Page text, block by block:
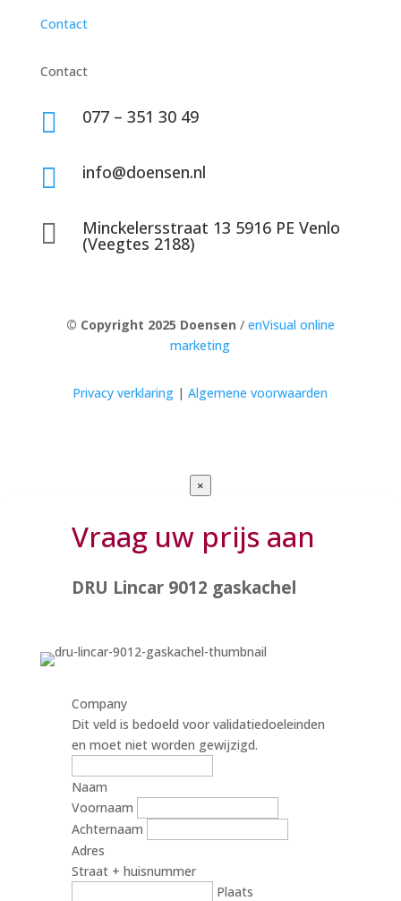
Contact
Contact
 077 – 351 30 49
 info@doensen.nl
 Minckelersstraat 13 5916 PE Venlo
(Veegtes 2188)
© Copyright 2025 Doensen / enVisual online
marketing
Privacy verklaring |Algemene voorwaarden
×
Vraag uw prijs aan
DRU Lincar 9012 gaskachel
Company
Dit veld is bedoeld voor validatiedoeleinden
en moet niet worden gewijzigd.
Naam
Voornaam
Achternaam
Adres
Straat + huisnummer
Plaats